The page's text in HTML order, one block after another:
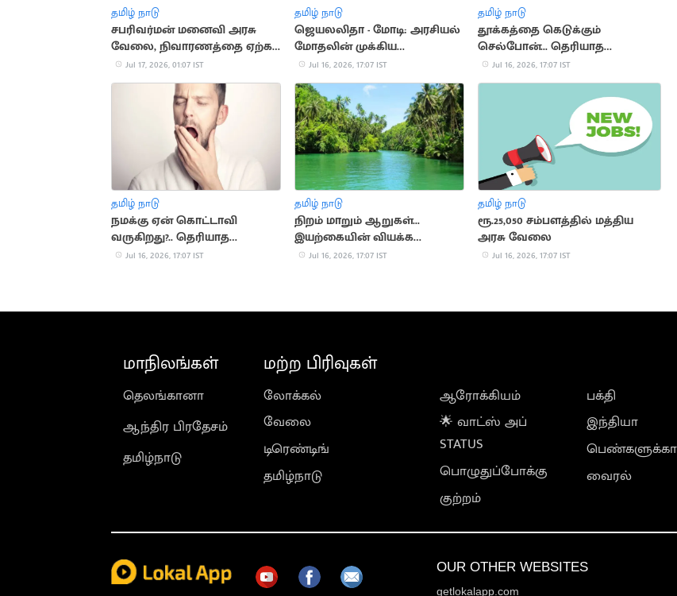
தமிழ் நாடு
சபரிவர்மன் மனைவி அரசு
வேலை, நிவாரணத்தை ஏற்க
மறுப்பு: அமைச்சர்கள்
ஏமாற்றத்துடன் திரும்பினர்
Jul 17, 2026, 01:07 IST
தமிழ் நாடு
ஜெயலலிதா - மோடி: அரசியல்
மோதலின் முக்கிய
தருணங்கள்
Jul 16, 2026, 17:07 IST
தமிழ் நாடு
தூக்கத்தை கெடுக்கும்
செல்போன்... தெரியாத
ஆபத்துகள்
Jul 16, 2026, 17:07 IST
தமிழ் நாடு
நமக்கு ஏன் கொட்டாவி
வருகிறது?.. தெரியாத
சுவாரஸ்ய காரணங்கள்
Jul 16, 2026, 17:07 IST
தமிழ் நாடு
நிறம் மாறும் ஆறுகள்...
இயற்கையின் வியக்க
வைக்கும் அதிசயங்கள்!
Jul 16, 2026, 17:07 IST
தமிழ் நாடு
ரூ.25,050 சம்பளத்தில் மத்திய
அரசு வேலை
Jul 16, 2026, 17:07 IST
மாநிலங்கள்
தெலங்கானா
ஆந்திர பிரதேசம்
தமிழ்நாடு
மற்ற பிரிவுகள்
லோக்கல்
வேலை
டிரெண்டிங்
தமிழ்நாடு
ஆரோக்கியம்
🌟 வாட்ஸ் அப்
STATUS
பொழுதுப்போக்கு
குற்றம்
பக்தி
இந்தியா
வைரல்
OUR OTHER WEBSITES
getlokalapp.com